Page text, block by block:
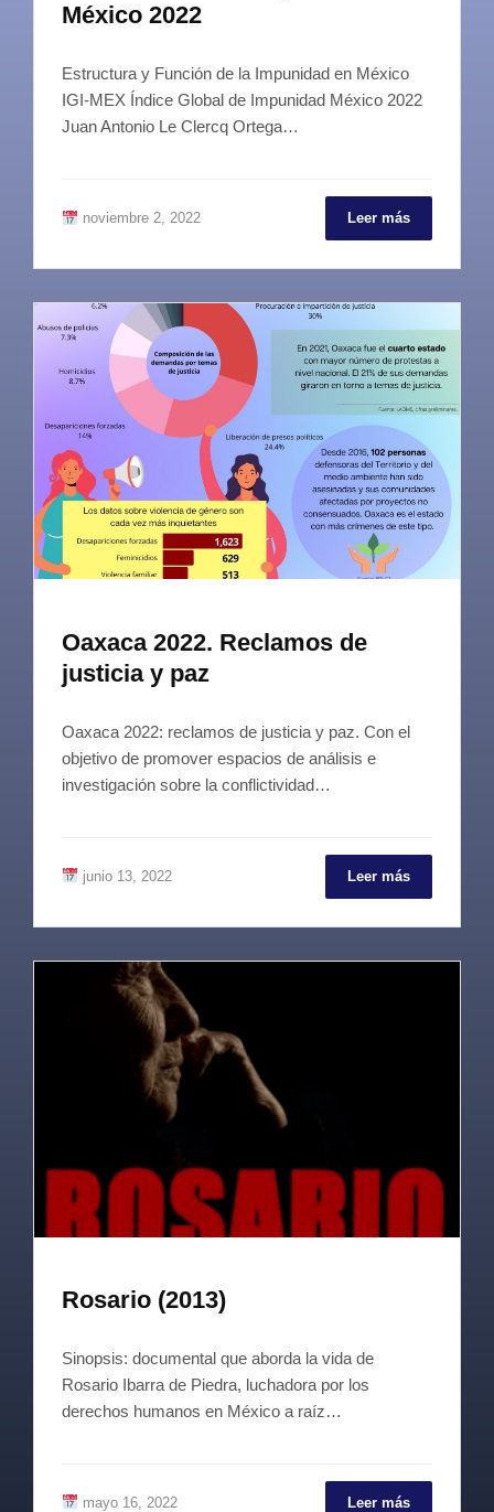
México 2022
Estructura y Función de la Impunidad en México
IGI-MEX Índice Global de Impunidad México 2022
Juan Antonio Le Clercq Ortega…
noviembre 2, 2022 Leer más
Oaxaca 2022. Reclamos de
justicia y paz
Oaxaca 2022: reclamos de justicia y paz. Con el
objetivo de promover espacios de análisis e
investigación sobre la conflictividad…
junio 13, 2022 Leer más
Rosario (2013)
Sinopsis: documental que aborda la vida de
Rosario Ibarra de Piedra, luchadora por los
derechos humanos en México a raíz…
mayo 16, 2022 Leer más